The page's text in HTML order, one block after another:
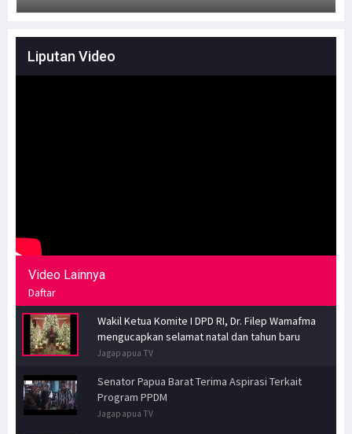
Liputan Video
Video Lainnya
Daftar
Wakil Ketua Komite I DPD RI, Dr. Filep Wamafma
mengucapkan selamat natal dan tahun baru
Jagapapua TV
Senator Papua Barat Terima Aspirasi Terkait
Program PPDM
Jagapapua TV